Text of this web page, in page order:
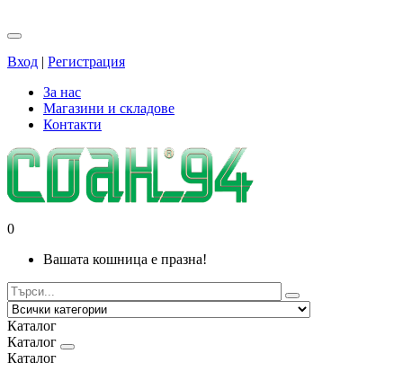
Вход | Регистрация
За нас
Магазини и складове
Контакти
0
Вашата кошница е празна!
Каталог
Каталог
Каталог